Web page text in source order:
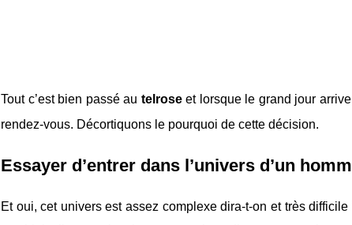
Tout c’est bien passé au telroseet lorsque le grand jour
rendez-vous. Décortiquons le pourquoi de cette décision.
Essayer d’entrer dans l’univers d’un
Et oui, cet univers est assez complexe dira-t-on et très